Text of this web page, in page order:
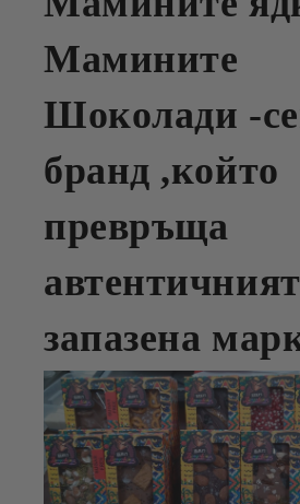
Мамините
Шоколади -
бранд ,който
превръща
запазена